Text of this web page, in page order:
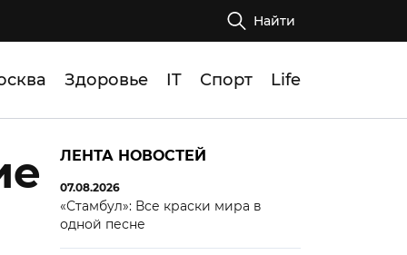
Найти
Здоровье IT Спорт Life
ЛЕНТА НОВОСТЕЙ
07.08.2026
«Стамбул»: Все краски мира в
одной песне